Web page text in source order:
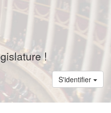
!
S'identifier